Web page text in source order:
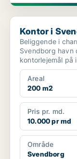
Kontor i Svendborg
Kontor i
Beliggende i
Svendborg havn
kontorlejemål på
kontorer,
Areal
200 m2
Pris pr. md.
10.000 pr md
Område
Svendborg